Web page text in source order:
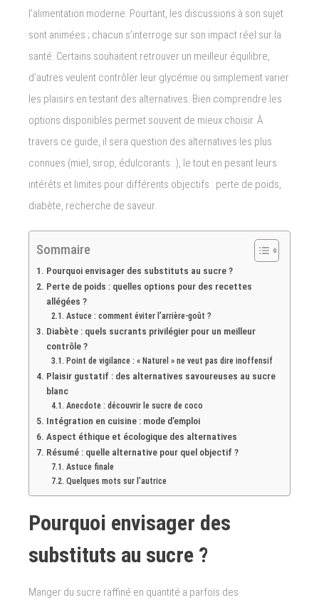
l’alimentation moderne. Pourtant, les discussions à son sujet
sont animées ; chacun s’interroge sur son impact réel sur la
santé. Certains souhaitent retrouver un meilleur équilibre,
d’autres veulent contrôler leur glycémie ou simplement varier
les plaisirs en testant des alternatives. Bien comprendre les
options disponibles permet souvent de mieux choisir. À
travers ce guide, il sera question des alternatives les plus
connues (miel, sirop, édulcorants…), le tout en pesant leurs
intérêts et limites pour différents objectifs : perte de poids,
diabète, recherche de saveur.
Sommaire
Pourquoi envisager des substituts au sucre ?
Perte de poids : quelles options pour des recettes
allégées ?
Astuce : comment éviter l’arrière-goût ?
Diabète : quels sucrants privilégier pour un meilleur
contrôle ?
Point de vigilance : « Naturel » ne veut pas dire inoffensif
Plaisir gustatif : des alternatives savoureuses au sucre
blanc
Anecdote : découvrir le sucre de coco
Intégration en cuisine : mode d’emploi
Aspect éthique et écologique des alternatives
Résumé : quelle alternative pour quel objectif ?
Astuce finale
Quelques mots sur l’autrice
Pourquoi envisager des
substituts au sucre ?
Manger du sucre raffiné en quantité a parfois des